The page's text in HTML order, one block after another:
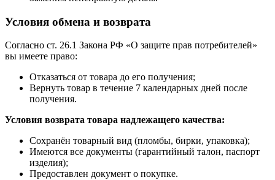
Условия обмена и возврата
Согласно ст. 26.1 Закона РФ «О защите прав потребителей»
вы имеете право:
Отказаться от товара до его получения;
Вернуть товар в течение 7 календарных дней после
получения.
Условия возврата товара надлежащего качества:
Сохранён товарный вид (пломбы, бирки, упаковка);
Имеются все документы (гарантийный талон, паспорт
изделия);
Предоставлен документ о покупке.